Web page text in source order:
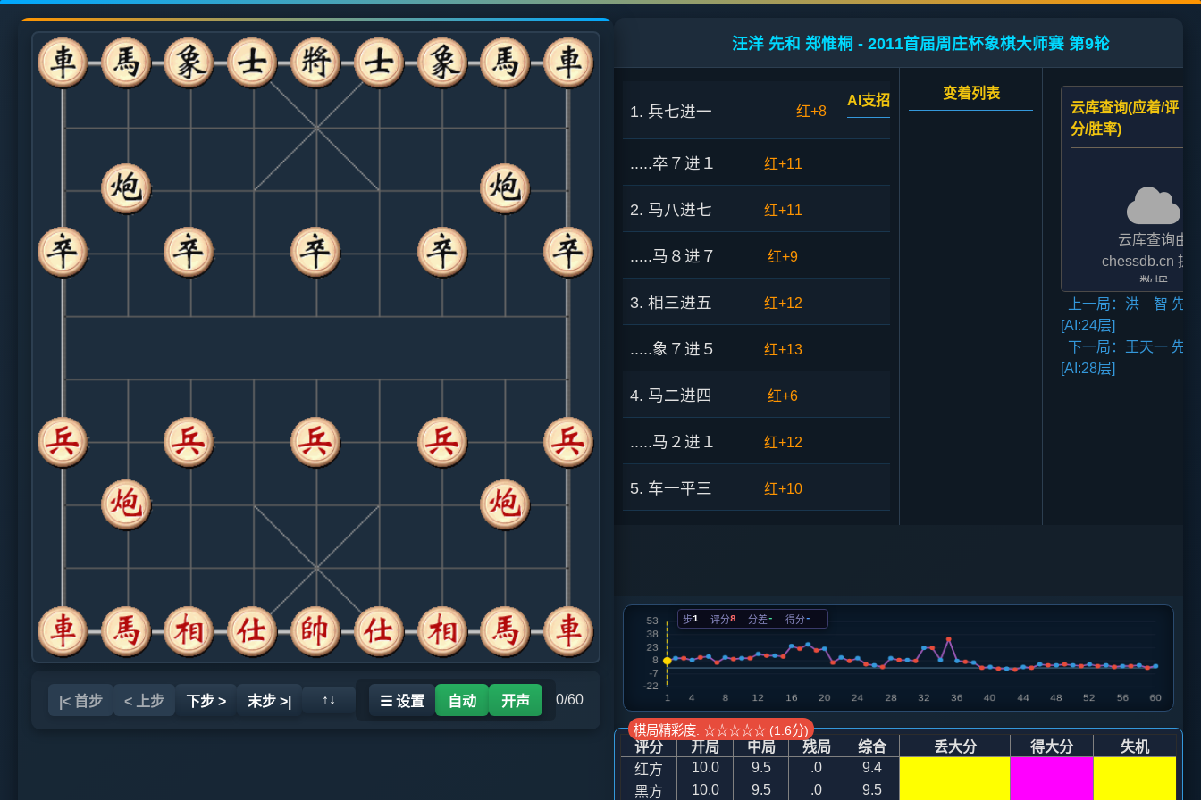
|< 首步 < 上步 下步 > 末步 >| ↑↓ ☰ 设置 自动 开声 0/60
汪洋 先和 郑惟桐 - 2011首届周庄杯象棋大师赛 第9轮
1. 兵七进一 红+8
AI支招
.....卒７进１ 红+11
2. 马八进七 红+11
.....马８进７ 红+9
3. 相三进五 红+12
.....象７进５ 红+13
4. 马二进四 红+6
.....马２进１ 红+12
5. 车一平三 红+10
.....卒７进１ 红+16 车１平６
7. 车三进四
.....车１平６ 红+14
8. 车九进一 红+13
变着列表
云库查询(应着/评
分/胜率)
云库查询由
chessdb.cn 提
数据
AI支招,云库应
二者的评分表
法相差2至3倍,
上一局：洪 智 先
[AI:24层]
下一局：王天一 先
[AI:28层]
步1 评分8 分差- 得分-
棋局精彩度: ☆☆☆☆☆ (1.6分)
评分 开局 中局 残局 综合 丢大分 得大分
失机
红方
10.0 9.5 .0
9.4
黑方
10.0 9.5 .0 9.5